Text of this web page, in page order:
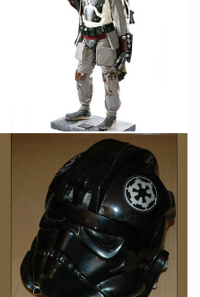
Droïde R2-D2 Original
Vu à l'écran
Boba Fett Taille Réelle
Produits dérivés